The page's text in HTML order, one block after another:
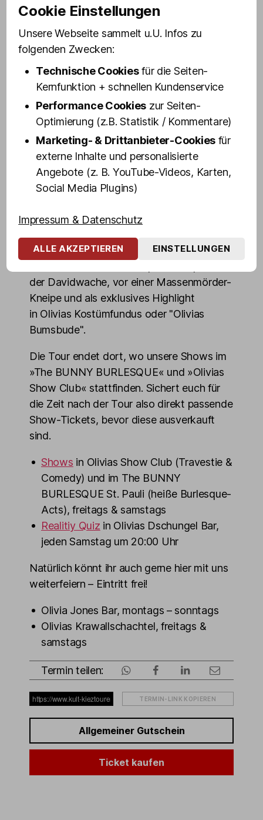
fühlten sich an wie »Döner-Spieß auf
Hacken mit Gleichgewichtsstörungen«.
Mittlerweile ist Vanity Trash eine Drag-
Ikone auf St. Pauli.
Mit spitzer Zunge und derbem Humor
das Wichtigste, was ihr über St. Pauli und
die Reeperbahn wissen müsst, zeigt euch
die interessantesten Sehenswürdigkeiten
und gibt Insider-Einblicke in die
außergewöhnlichen Welten zwischen
Rampen-, Rot- und Blaulicht.
In rund 100 Minuten geht's von der Großen
Rotlicht-Dschungel mit Zwischenstopps
der Davidwache, vor einer Massenmörder-
Kneipe und als exklusives Highlight
in Olivias Kostümfundus oder "Olivias
Bumsbude".
Die Tour endet dort, wo unsere Shows im
»The BUNNY BURLESQUE« und »Olivias
Show Club« stattfinden. Sichert euch für
die Zeit nach der Tour also direkt passende
Show-Tickets, bevor diese ausverkauft
sind.
Shows in Olivias Show Club (Travestie &
Comedy) und im The BUNNY
BURLESQUE St. Pauli (heiße Burlesque-
Acts), freitags & samstags
Realitiy Quiz in Olivias Dschungel Bar,
jeden Samstag um 20:00 Uhr
Natürlich könnt ihr auch gerne hier mit uns
weiterfeiern – Eintritt frei!
Olivia Jones Bar, montags – sonntags
Olivias Krawallschachtel, freitags &
samstags
Termin teilen:
TERMIN-LINK KOPIEREN
Allgemeiner Gutschein
Ticket kaufen
Cookie Einstellungen
Unsere Webseite sammelt u.U. Infos zu
folgenden Zwecken:
Technische Cookiesfür die Seiten-
Kernfunktion + schnellen Kundenservice
Performance Cookies zur Seiten-
Optimierung (z.B. Statistik / Kommentare)
Marketing- & Drittanbieter-Cookies für
externe Inhalte und personalisierte
Angebote (z. B. YouTube-Videos, Karten,
Social Media Plugins)
Impressum & Datenschutz
ALLE AKZEPTIEREN EINSTELLUNGEN